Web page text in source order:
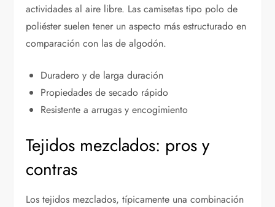
actividades al aire libre. Las camisetas tipo polo de
poliéster suelen tener un aspecto más estructurado en
comparación con las de algodón.
Duradero y de larga duración
Propiedades de secado rápido
Resistente a arrugas y encogimiento
Tejidos mezclados: pros y
contras
Los tejidos mezclados, típicamente una combinación